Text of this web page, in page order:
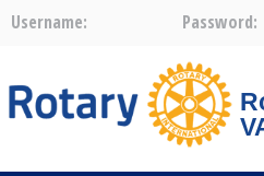
Username: Password: